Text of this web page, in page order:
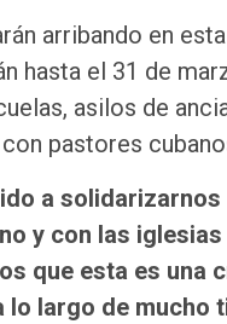
arribando en
hasta el 31 de
asilos de
pastores
a solidarizarnos
y con las iglesias
que esta es una
lo largo de mucho